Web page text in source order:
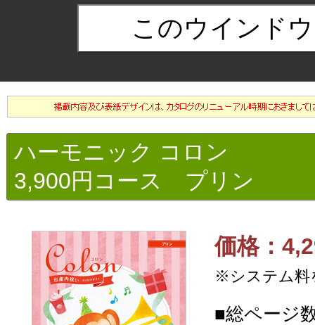
ハーモニック コロン
3,900円コース プリン
価格：
※システム料
■総ページ